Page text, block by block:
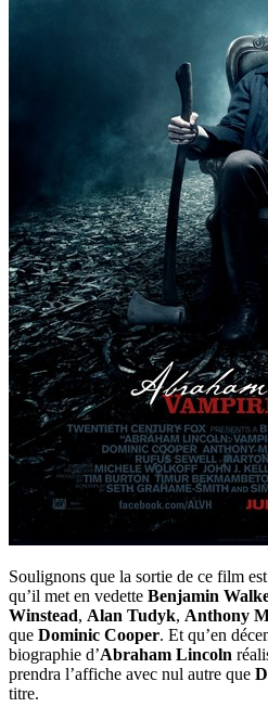
Soulignons que la sortie de ce film
qu’il met en vedette Benjamin
Winstead, Alan Tudyk, Anthony
que Dominic Cooper. Et qu’en
biographie d’Abraham Lincoln
prendra l’affiche avec nul autre que
titre.